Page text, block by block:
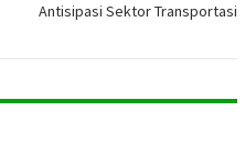
Antisipasi Sektor Transportasi